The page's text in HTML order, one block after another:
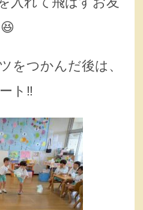
をつかんだ後は、
ト‼️